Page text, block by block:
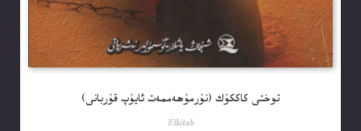
توختى كاككۇك (نۇرمۇھەممەت ئايۇپ قۇربانى)
Elkitab